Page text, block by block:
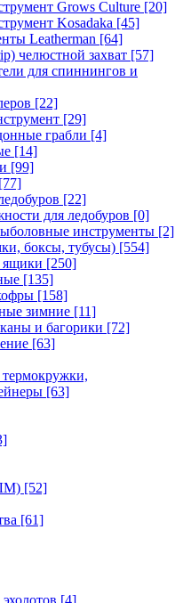
Grows Culture [20]
Kosadaka [45]
Leatherman [64]
челюстной захват [57]
для спиннингов и
[22]
[29]
грабли [4]
[14]
[99]
[77]
[22]
для ледобуров [0]
инструменты [2]
боксы, тубусы) [554]
ящики [250]
[135]
[158]
зимние [11]
и багорики [72]
[63]
[63]
[52]
[61]